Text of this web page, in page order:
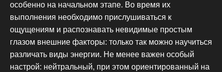
особенно на начальном этапе. Во время их
выполнения необходимо прислушиваться к
ощущениям и распознавать невидимые простым
глазом внешние факторы: только так можно научиться
различать виды энергии. Не менее важен особый
настрой: нейтральный, при этом ориентированный на